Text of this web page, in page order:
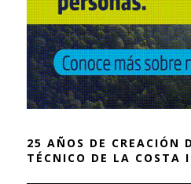
25 AÑOS DE CREACIÓN
TÉCNICO DE LA COSTA